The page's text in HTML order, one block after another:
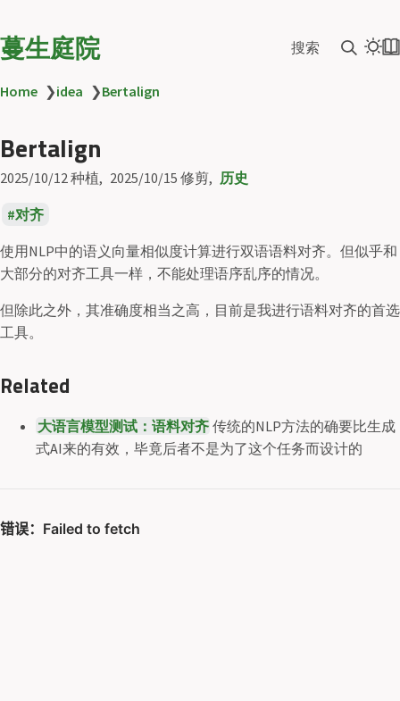
蔓生庭院 搜索
Home ❯idea ❯Bertalign
Bertalign
2025/10/12种植 2025/10/15 修剪 历史
对齐
使用NLP中的语义向量相似度计算进行双语语料对齐。但似乎和
大部分的对齐工具一样，不能处理语序乱序的情况。
但除此之外，其准确度相当之高，目前是我进行语料对齐的首选
工具。
Related
大语言模型测试：语料对齐 传统的NLP方法的确要比生成
式AI来的有效，毕竟后者不是为了这个任务而设计的